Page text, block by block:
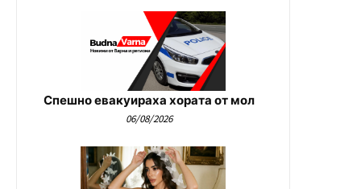
Спешно евакуираха хората от мол
06/08/2026